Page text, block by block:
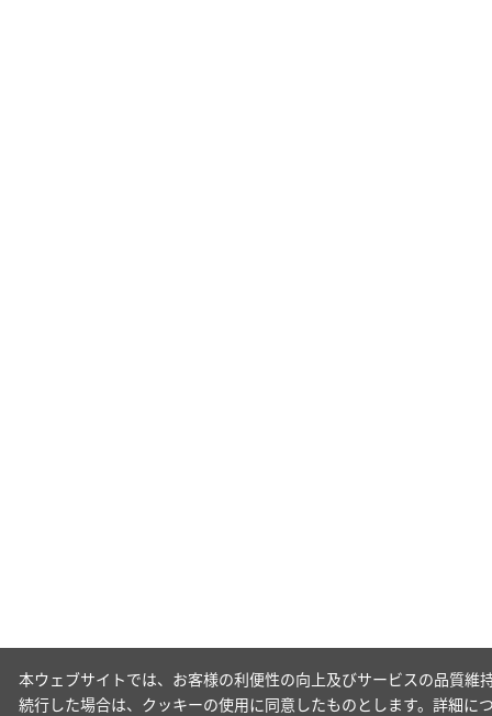
本ウェブサイトでは、お客様の利便性の向上及びサービスの品質
続行した場合は、クッキーの使用に同意したものとします。詳細